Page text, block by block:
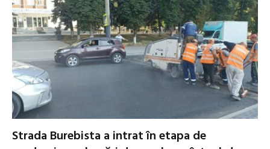
Strada Burebista a intrat în etapa de